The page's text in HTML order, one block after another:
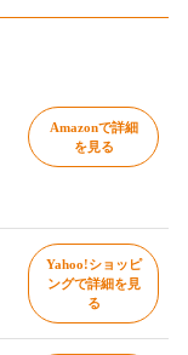
Amazonで詳細
を見る
Yahoo!ショッピ
ングで詳細を見
る